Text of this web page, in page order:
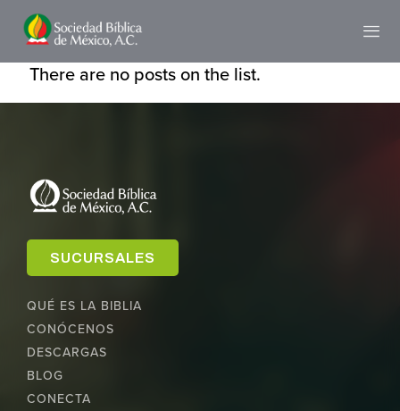
There are no posts on the list.
SUCURSALES
QUÉ ES LA BIBLIA
CONÓCENOS
DESCARGAS
BLOG
CONECTA